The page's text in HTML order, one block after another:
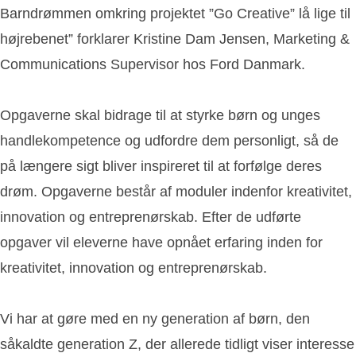
Barndrømmen omkring projektet ”Go Creative” lå lige til
højrebenet” forklarer Kristine Dam Jensen, Marketing &
Communications Supervisor hos Ford Danmark.
Opgaverne skal bidrage til at styrke børn og unges
handlekompetence og udfordre dem personligt, så de
på længere sigt bliver inspireret til at forfølge deres
drøm. Opgaverne består af moduler indenfor kreativitet,
innovation og entreprenørskab. Efter de udførte
opgaver vil eleverne have opnået erfaring inden for
kreativitet, innovation og entreprenørskab.
Vi har at gøre med en ny generation af børn, den
såkaldte generation Z, der allerede tidligt viser interesse